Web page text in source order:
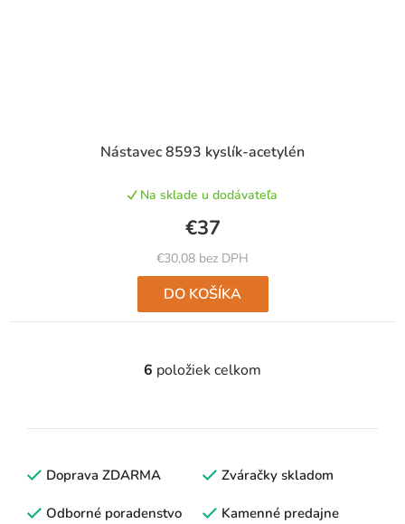
Nástavec 8593 kyslík-acetylén
Na sklade u dodávateľa
€30,08 bez DPH
€37
DO KOŠÍKA
O
l
d
a
c
6 položiek celkom
Doprava ZDARMA Zváračky skladom
Odborné poradenstvo Kamenné predajne